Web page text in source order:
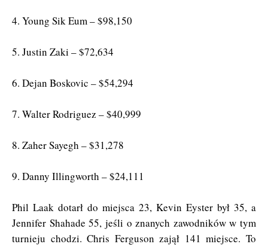
4. Young Sik Eum – $98,150
5. Justin Zaki – $72,634
6. Dejan Boskovic – $54,294
7. Walter Rodriguez – $40,999
8. Zaher Sayegh – $31,278
9. Danny Illingworth – $24,111
Phil Laak dotarł do miejsca 23, Kevin Eyster był 35, a
Jennifer Shahade 55, jeśli o znanych zawodników w tym
turnieju chodzi. Chris Ferguson zajął 141 miejsce. To